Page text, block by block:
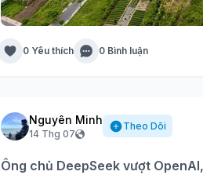
0 Yêu thích 0 Bình luận
Nguyên Minh
14 Thg 07
Theo Dõi
Ông chủ DeepSeek vượt